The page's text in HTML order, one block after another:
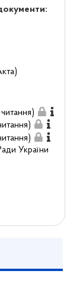
України